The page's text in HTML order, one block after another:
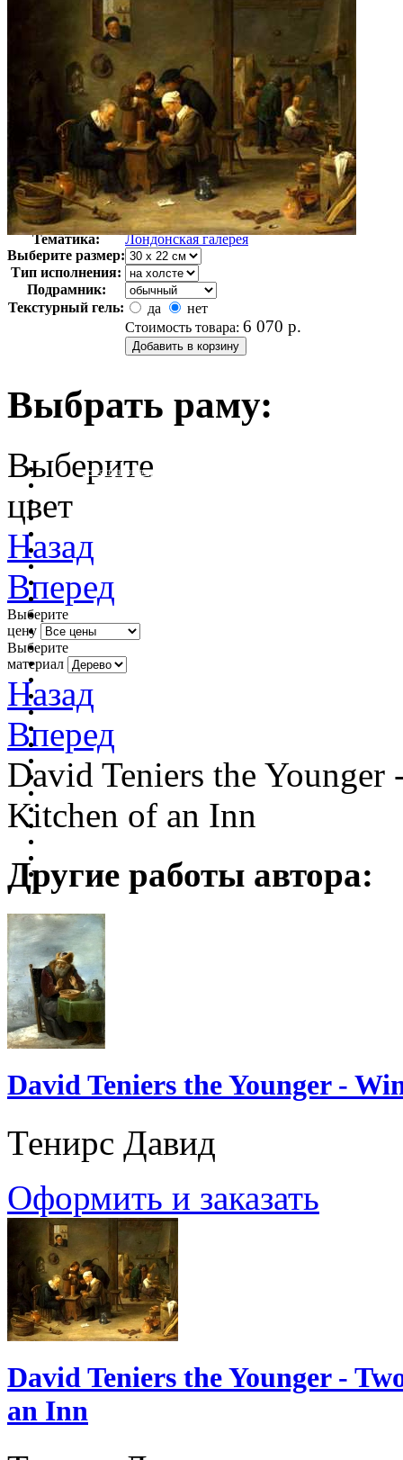
Автор:
Тенирс Давид
Арт-стиль
Английская живопись
Тематика:
Лондонская галерея
Выберите размер:
Тип исполнения:
Подрамник:
Текстурный гель:
да
нет
Стоимость товара: 6 070 р.
Выбрать раму:
очистить фильтр цвета
Выберите
цвет
Назад
Вперед
Выберите
цену
Выберите
материал
Назад
Вперед
David Teniers the
Kitchen of an Inn
Другие работы автора:
David Teniers the Younger -
Тенирс Давид
Оформить и заказать
David Teniers the Younger -
an Inn